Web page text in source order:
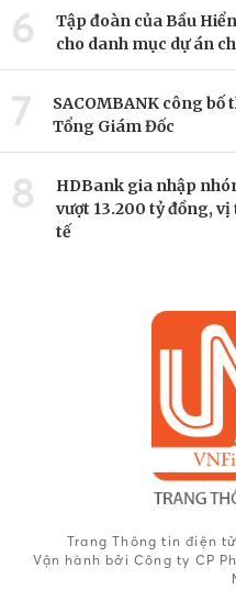
6
Tập đoàn của Bầu
cho danh mục dự án
7
SACOMBANK công
Tổng Giám Đốc
8
HDBank gia nhập
vượt 13.200 tỷ đồng,
tế
Trang Thông tin điện
Vận hành bởi Công ty CP